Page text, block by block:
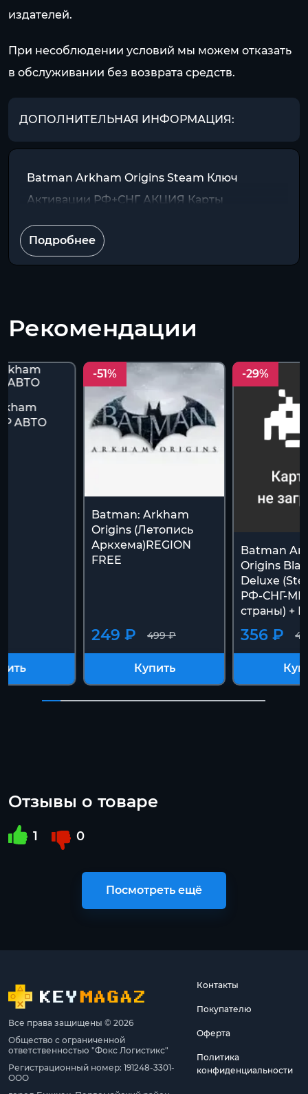
издателей.
При несоблюдении условий мы можем отказать
в обслуживании без возврата средств.
ДОПОЛНИТЕЛЬНАЯ ИНФОРМАЦИЯ:
Batman Arkham Origins Steam Ключ
Активации РФ+СНГ АКЦИЯ Карты
Подробнее
Рекомендации
АВТО
-51%
Batman: Arkham
Origins (Летопись
Аркхема)REGION
FREE
499 ₽
249 ₽
Купить
-29%
Batman
Origins
Deluxe
РФ-СНГ-
страны) +
356 ₽
Отзывы о товаре
1 0
Посмотреть ещё
Все права защищены © 2026
Общество с ограниченной
ответственностью "Фокс Логистикс"
Регистрационный номер: 191248-3301-
ООО
Контакты
Покупателю
Оферта
Политика
конфиденциальности